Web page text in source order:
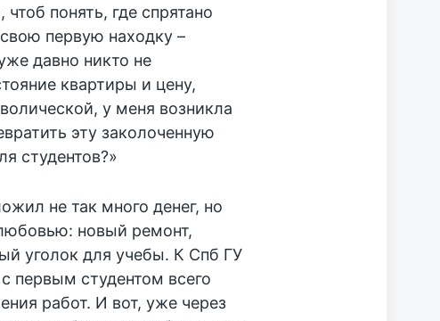
понять, где спрятано
первую находку –
давно никто не
квартиры и цену,
у меня возникла
эту заколоченную
студентов?»
не так много денег, но
новый ремонт,
уголок для учебы. К Спб ГУ
первым студентом всего
работ. И вот, уже через